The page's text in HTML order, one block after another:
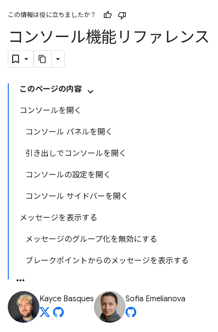
この情報は役に立ちましたか？
コンソール機能リファレンス
このページの内容
コンソールを開く
コンソール パネルを開く
引き出しでコンソールを開く
コンソールの設定を開く
コンソール サイドバーを開く
メッセージを表示する
メッセージのグループ化を無効にする
ブレークポイントからのメッセージを表示する
Kayce Basques Sofia Emelianova